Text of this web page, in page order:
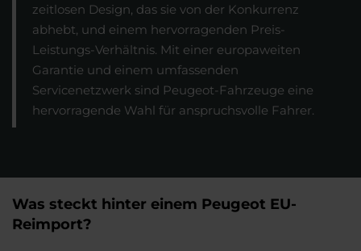
zeitlosen Design, das sie von der Konkurrenz
abhebt, und einem hervorragenden Preis-
Leistungs-Verhältnis. Mit einer europaweiten
Garantie und einem umfassenden
Servicenetzwerk sind Peugeot-Fahrzeuge eine
hervorragende Wahl für anspruchsvolle Fahrer.
Was steckt hinter einem Peugeot EU-
Reimport?